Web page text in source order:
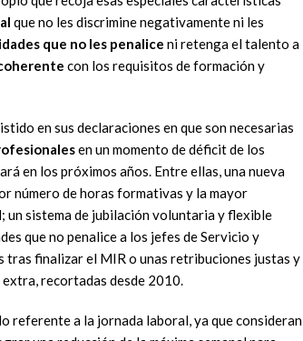
que no les discrimine negativamente ni les
que no les penalice ni retenga el talento a
con los requisitos de formación y
en sus declaraciones en que son necesarias
en un momento de déficit de los
en los próximos años. Entre ellas, una nueva
número de horas formativas y la mayor
un sistema de jubilación voluntaria y flexible
que no penalice a los jefes de Servicio y
tras finalizar el MIR o unas retribuciones justas y
recortadas desde 2010.
referente a la jornada laboral, ya que consideran